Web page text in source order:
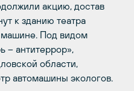
акцию, достав
к зданию театра
машине. Под видом
– антитеррор»,
области,
автомашины экологов.